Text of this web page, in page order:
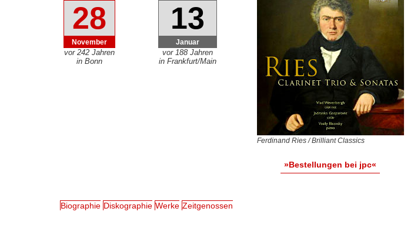
28
November
vor 242 Jahren
in Bonn
13
Januar
vor 188 Jahren
in Frankfurt/Main
Ferdinand Ries / Brilliant Classics
»Bestellungen bei jpc«
Biographie Diskographie Werke Zeitgenossen